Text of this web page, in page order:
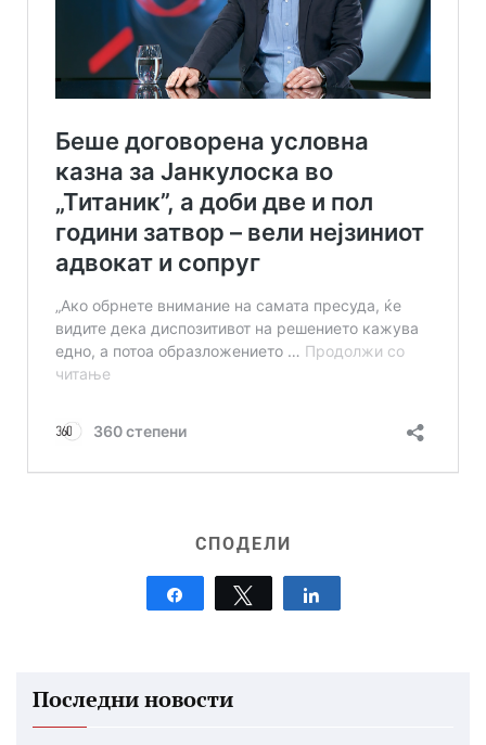
СПОДЕЛИ
Tweet
Последни новости